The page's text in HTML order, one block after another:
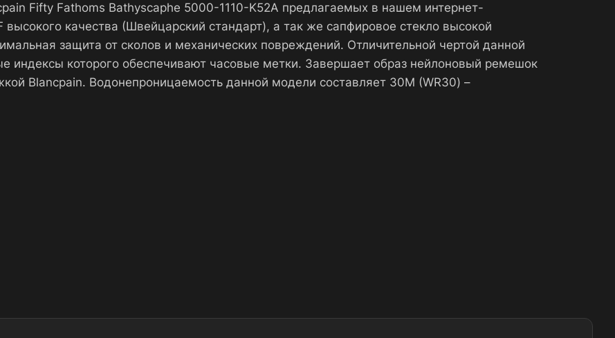
Fifty Fathoms Bathyscaphe 5000-1110-K52A предлагаемых в нашем интернет-
высокого качества (Швейцарский стандарт), а так же сапфировое стекло высокой
защита от сколов и механических повреждений. Отличительной чертой данной
индексы которого обеспечивают часовые метки. Завершает образ нейлоновый ремешок
Blancpain. Водонепроницаемость данной модели составляет 30М (WR30) –